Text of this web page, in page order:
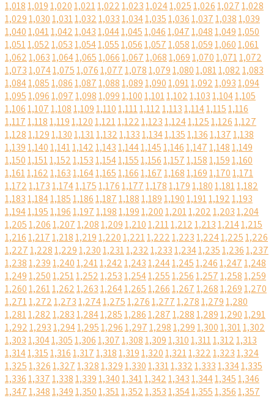
1,0181,0191,0201,0211,0221,0231,0241,0251,0261,0271,028
1,0291,0301,0311,0321,0331,0341,0351,0361,0371,0381,039
1,0401,0411,0421,0431,0441,0451,0461,0471,0481,0491,050
1,0511,0521,0531,0541,0551,0561,0571,0581,0591,0601,061
1,0621,0631,0641,0651,0661,0671,0681,0691,0701,0711,072
1,0731,0741,0751,0761,0771,0781,0791,0801,0811,0821,083
1,0841,0851,0861,0871,0881,0891,0901,0911,0921,0931,094
1,0951,0961,0971,0981,0991,1001,1011,1021,1031,1041,105
1,1061,1071,1081,1091,1101,1111,1121,1131,1141,1151,116
1,1171,1181,1191,1201,1211,1221,1231,1241,1251,1261,127
1,1281,1291,1301,1311,1321,1331,1341,1351,1361,1371,138
1,1391,1401,1411,1421,1431,1441,1451,1461,1471,1481,149
1,1501,1511,1521,1531,1541,1551,1561,1571,1581,1591,160
1,1611,1621,1631,1641,1651,1661,1671,1681,1691,1701,171
1,1721,1731,1741,1751,1761,1771,1781,1791,1801,1811,182
1,1831,1841,1851,1861,1871,1881,1891,1901,1911,1921,193
1,1941,1951,1961,1971,1981,1991,2001,2011,2021,2031,204
1,2051,2061,2071,2081,2091,2101,2111,2121,2131,2141,215
1,2161,2171,2181,2191,2201,2211,2221,2231,2241,2251,226
1,2271,2281,2291,2301,2311,2321,2331,2341,2351,2361,237
1,2381,2391,2401,2411,2421,2431,2441,2451,2461,2471,248
1,2491,2501,2511,2521,2531,2541,2551,2561,2571,2581,259
1,2601,2611,2621,2631,2641,2651,2661,2671,2681,2691,270
1,2711,2721,2731,2741,2751,2761,2771,2781,2791,280
1,2811,2821,2831,2841,2851,2861,2871,2881,2891,2901,291
1,2921,2931,2941,2951,2961,2971,2981,2991,3001,3011,302
1,3031,3041,3051,3061,3071,3081,3091,3101,3111,3121,313
1,3141,3151,3161,3171,3181,3191,3201,3211,3221,3231,324
1,3251,3261,3271,3281,3291,3301,3311,3321,3331,3341,335
1,3361,3371,3381,3391,3401,3411,3421,3431,3441,3451,346
1,3471,3481,3491,3501,3511,3521,3531,3541,3551,3561,357